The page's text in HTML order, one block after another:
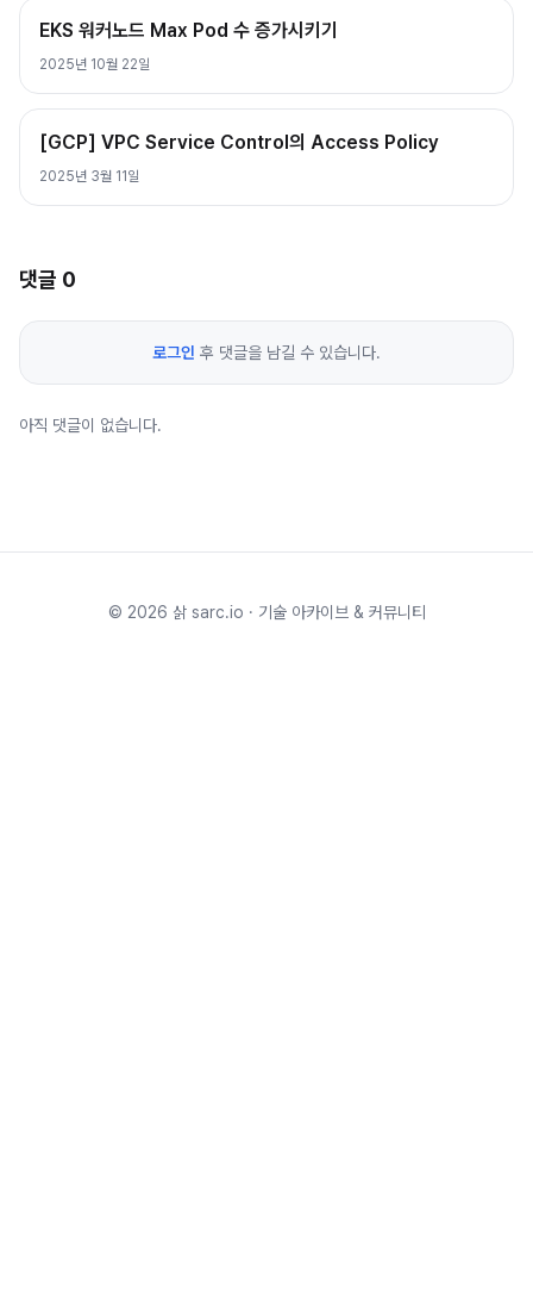
EKS 워커노드 Max Pod 수 증가시키기
2025년 10월 22일
[GCP] VPC Service Control의 Access Policy
2025년 3월 11일
댓글 0
로그인 후 댓글을 남길 수 있습니다.
아직 댓글이 없습니다.
© 2026 삵 sarc.io · 기술 아카이브 & 커뮤니티